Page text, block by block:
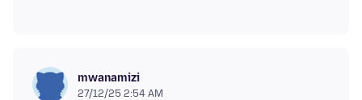
mwanamizi
27/12/25 2:54 AM